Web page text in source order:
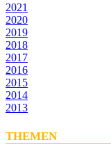
2021
2020
2019
2018
2017
2016
2015
2014
2013
THEMEN